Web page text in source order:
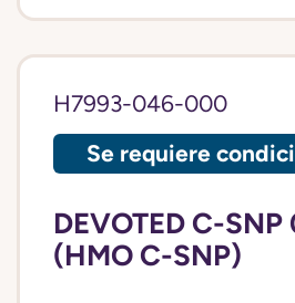
H7993-046-000
Se requiere
DEVOTED C-SNP
(HMO C-SNP)